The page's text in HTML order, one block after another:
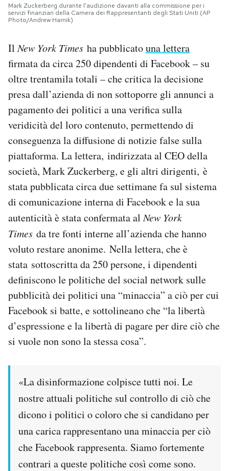
Area Personale
Newsletter
Notifiche mobile
Regala il Post
Mark Zuckerberg durante l'audizione davanti alla commissione per i
servizi finanziari della Camera dei Rappresentanti degli Stati Uniti (AP
Photo/Andrew Harnik)
IlNew York Times ha pubblicatouna lettera
firmata da circa 250 dipendenti di Facebook – su
oltre trentamila totali – che critica la decisione
presa dall’azienda di non sottoporre gli annunci a
pagamento dei politici a una verifica sulla
veridicità del loro contenuto, permettendo di
conseguenza la diffusione di notizie false sulla
piattaforma. La lettera, indirizzata al CEO della
società, Mark Zuckerberg, e gli altri dirigenti, è
stata pubblicata circa due settimane fa sul sistema
di comunicazione interna di Facebook e la sua
autenticità è stata confermata alNew York
Times da tre fonti interne all’azienda che hanno
voluto restare anonime. Nella lettera, che è
stata sottoscritta da 250 persone, i dipendenti
definiscono le politiche del social network sulle
pubblicità dei politici una “minaccia” a ciò per cui
Facebook si batte, e sottolineano che “la libertà
d’espressione e la libertà di pagare per dire ciò che
si vuole non sono la stessa cosa”.
«La disinformazione colpisce tutti noi. Le
nostre attuali politiche sul controllo di ciò che
dicono i politici o coloro che si candidano per
una carica rappresentano una minaccia per ciò
che Facebook rappresenta. Siamo fortemente
contrari a queste politiche così come sono.